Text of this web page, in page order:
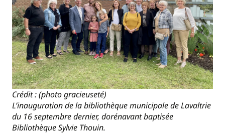
Crédit : (photo gracieuseté)
L’inauguration de la bibliothèque municipale de Lavaltrie
du 16 septembre dernier, dorénavant baptisée
Bibliothèque Sylvie Thouin.